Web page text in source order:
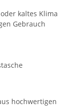
kaltes Klima
Gebrauch
hochwertigen